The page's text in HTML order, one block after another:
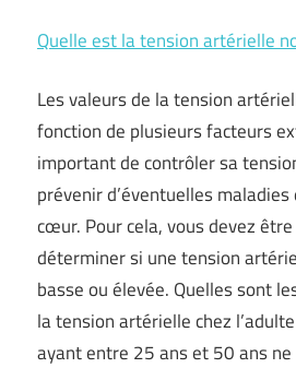
Quelle est la tension artérielle
Les valeurs de la tension
fonction de plusieurs facteurs
important de contrôler sa
prévenir d’éventuelles maladies
cœur. Pour cela, vous devez
déterminer si une tension
basse ou élevée. Quelles sont
la tension artérielle chez
ayant entre 25 ans et 50 ans